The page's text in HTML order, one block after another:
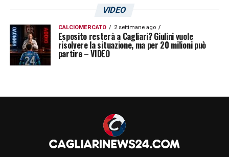
VIDEO
CALCIOMERCATO 2 settimane ago
Esposito resterà a Cagliari? Giulini vuole
risolvere la situazione, ma per 20 milioni può
partire – VIDEO